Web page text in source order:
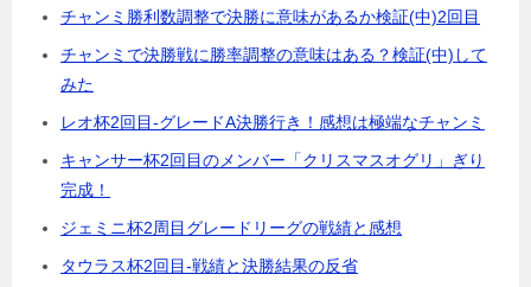
チャンミ勝利数調整で決勝に意味があるか検証(中)2回目
チャンミで決勝戦に勝率調整の意味はある？検証(中)して
みた
レオ杯2回目-グレードA決勝行き！感想は極端なチャンミ
キャンサー杯2回目のメンバー「クリスマスオグリ」ぎり
完成！
ジェミニ杯2周目グレードリーグの戦績と感想
タウラス杯2回目-戦績と決勝結果の反省